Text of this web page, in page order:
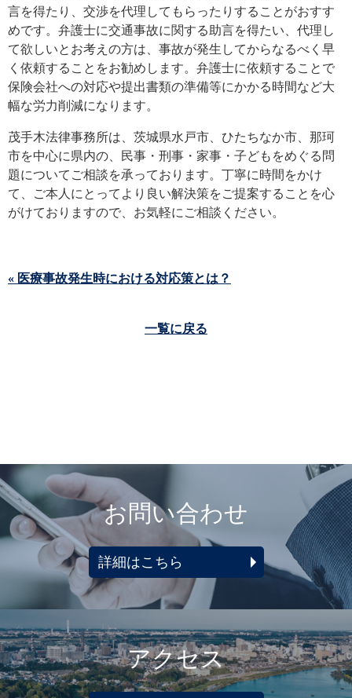
言を得たり、交渉を代理してもらったりすることがおすす
めです。弁護士に交通事故に関する助言を得たい、代理し
て欲しいとお考えの方は、事故が発生してからなるべく早
く依頼することをお勧めします。弁護士に依頼することで
保険会社への対応や提出書類の準備等にかかる時間など大
幅な労力削減になります。
茂手木法律事務所は、茨城県水戸市、ひたちなか市、那珂
市を中心に県内の、民事・刑事・家事・子どもをめぐる問
題についてご相談を承っております。丁寧に時間をかけ
て、ご本人にとってより良い解決策をご提案することを心
がけておりますので、お気軽にご相談ください。
« 医療事故発生時における対応策とは？
一覧に戻る
お問い合わせ
詳細はこちら
アクセス